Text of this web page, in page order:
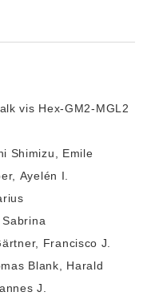
vis Hex-GM2-MGL2
Shimizu, Emile
Ayelén I.
Francisco J.
Blank, Harald
J.